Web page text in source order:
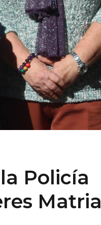
Policía
Matria